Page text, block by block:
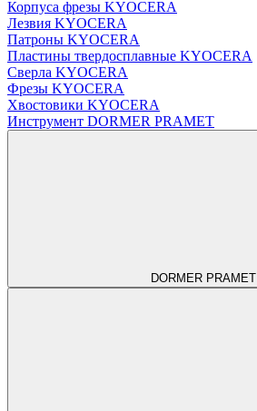
Корпуса фрезы KYOCERA
Лезвия KYOCERA
Патроны KYOCERA
Пластины твердосплавные KYOCERA
Сверла KYOCERA
Фрезы KYOCERA
Хвостовики KYOCERA
Инструмент DORMER PRAMET
DORMER PRAMET